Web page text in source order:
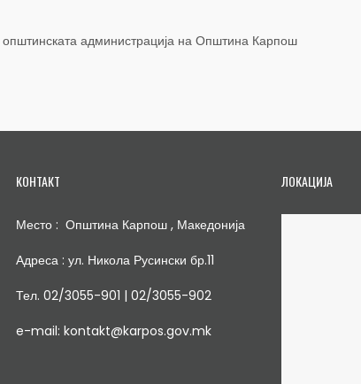
администрација на Општина Карпош
КОНТАКТ
Место : Општина Карпош , Македонија
Адреса : ул. Никола Русински бр.11
Тел. 02/3055-901 | 02/3055-902
e-mail: kontakt@karpos.gov.mk
ЛОКАЦИЈА